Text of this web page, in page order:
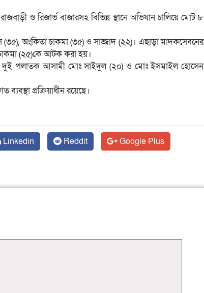
ও রিজার্ভ বাজারসহ বিভিন্ন স্থানে অভিযান চালিয়ে মোট ৮
(৩৫), অংকিতা চাকমা (৩৫) ও সাজ্জাদ (২২)। এছাড়া মাদকসেবনের
(২৫)কে আটক করা হয়।
দুই পলাতক আসামী মোঃ সাইদুল (২০) ও মোঃ ইসমাইল হোসেন
প্রক্রিয়াধীন রয়েছে।
Linkedin Reddit
Google Plus